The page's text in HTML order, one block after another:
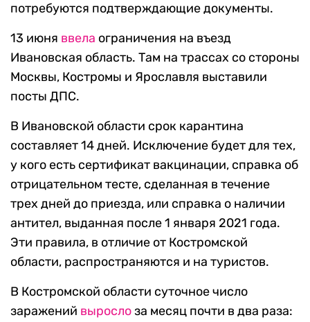
потребуются подтверждающие документы.
13 июня ввела ограничения на въезд
Ивановская область. Там на трассах со стороны
Москвы, Костромы и Ярославля выставили
посты ДПС.
В Ивановской области срок карантина
составляет 14 дней. Исключение будет для тех,
у кого есть сертификат вакцинации, справка об
отрицательном тесте, сделанная в течение
трех дней до приезда, или справка о наличии
антител, выданная после 1 января 2021 года.
Эти правила, в отличие от Костромской
области, распространяются и на туристов.
В Костромской области суточное число
заражений вырослоза месяц почти в два раза: